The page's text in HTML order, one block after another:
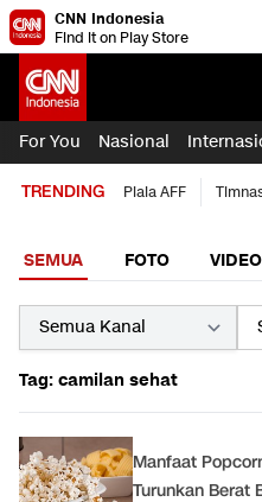
CNN Indonesia
Find it on Play Store
For You Nasional
TRENDING Piala AFF
SEMUA FOTO VIDEO
Tag: camilan sehat
Manfaat
Turunkan Berat